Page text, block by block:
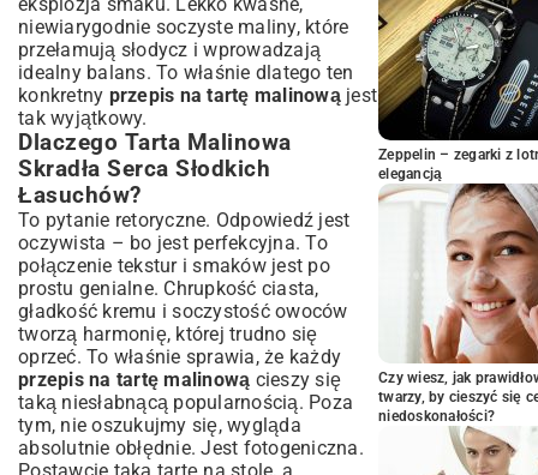
Krok po Kroku: Jak Zrobić Perfekcyjną
Tartę Malinową?
Przygotowanie Ciasta Kruchego: Sekrety
Idealnego Spodu
Przygotowanie Nadzienia: Krem
Budyniowy krok po kroku
Układanie Malin i Wykończenie Tarty
Wariacje na Temat Tarty Malinowej:
Odkryj Nowe Smaki
Tarta Malinowa z Bezową Pianką
Tarta Malinowa z Białą Czekoladą
Wersje Bezglutenowe i Wegańskie
Często Zadawane Pytania: Twoje
Wątpliwości Rozwiane
Jak Długo Można Przechowywać Tartę
Malinową?
Czy Mogę Zastąpić Maliny Innymi
Owocami?
niewiarygodnie soczyste maliny, które
przełamują słodycz i wprowadzają
idealny balans. To właśnie dlatego ten
konkretny przepis na tartę malinowąjest
tak wyjątkowy.
Dlaczego Tarta Malinowa
Skradła Serca Słodkich
Łasuchów?
To pytanie retoryczne. Odpowiedź jest
oczywista – bo jest perfekcyjna. To
połączenie tekstur i smaków jest po
prostu genialne. Chrupkość ciasta,
gładkość kremu i soczystość owoców
tworzą harmonię, której trudno się
oprzeć. To właśnie sprawia, że każdy
przepis na tartę malinową cieszy się
taką niesłabnącą popularnością. Poza
tym, nie oszukujmy się, wygląda
absolutnie obłędnie. Jest fotogeniczna.
Zeppelin – zegarki z
elegancją
Czy wiesz, jak
twarzy, by cieszyć się
niedoskonałości?